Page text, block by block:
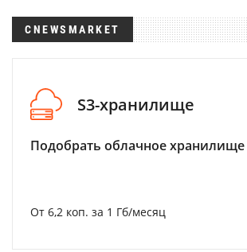
CNEWSMARKET
S3-хранилище
Подобрать облачное хранилище
От 6,2 коп. за 1 Гб/месяц